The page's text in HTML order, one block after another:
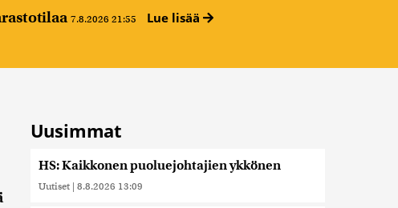
7.8.2026 21:55 Lue lisää
Uusimmat
HS: Kaikkonen puoluejohtajien ykkönen
Uutiset | 8.8.2026 13:09